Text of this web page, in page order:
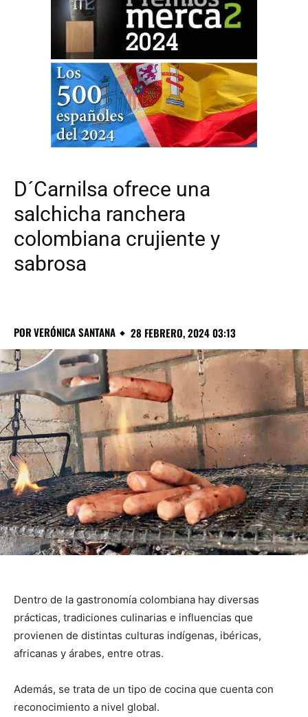
D´Carnilsa ofrece una
salchicha ranchera
colombiana crujiente y
sabrosa
PORVERÓNICA SANTANA 28 FEBRERO, 2024 03:13
Dentro de la gastronomía colombiana hay diversas
prácticas, tradiciones culinarias e influencias que
provienen de distintas culturas indígenas, ibéricas,
africanas y árabes, entre otras.
Además, se trata de un tipo de cocina que cuenta con
reconocimiento a nivel global.